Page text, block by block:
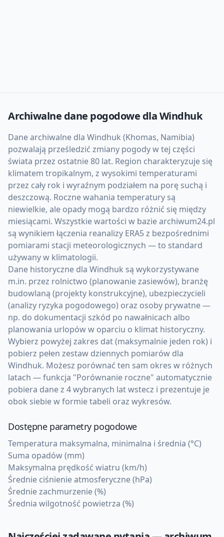
Archiwalne dane pogodowe dlaWindhuk
Dane archiwalne dla Windhuk (Khomas, Namibia)
pozwalają prześledzić zmiany pogody w tej części
świata przez ostatnie 80 lat. Region charakteryzuje się
klimatem tropikalnym, z wysokimi temperaturami
przez cały rok i wyraźnym podziałem na porę suchą i
deszczową. Roczne wahania temperatury są
niewielkie, ale opady mogą bardzo różnić się między
miesiącami. Wszystkie wartości w bazie archiwum24.pl
są wynikiem łączenia reanalizy ERA5 z bezpośrednimi
pomiarami stacji meteorologicznych — to standard
używany w klimatologii.
Dane historyczne dla Windhuk są wykorzystywane
m.in. przez rolnictwo (planowanie zasiewów), branżę
budowlaną (projekty konstrukcyjne), ubezpieczycieli
(analizy ryzyka pogodowego) oraz osoby prywatne —
np. do dokumentacji szkód po nawałnicach albo
planowania urlopów w oparciu o klimat historyczny.
Wybierz powyżej zakres dat (maksymalnie jeden rok) i
pobierz pełen zestaw dziennych pomiarów dla
Windhuk. Możesz porównać ten sam okres w różnych
latach — funkcja "Porównanie roczne" automatycznie
pobiera dane z 4 wybranych lat wstecz i prezentuje je
obok siebie w formie tabeli oraz wykresów.
Dostępne parametry pogodowe
Temperatura maksymalna, minimalna i średnia (°C)
Suma opadów (mm)
Maksymalna prędkość wiatru (km/h)
Średnie ciśnienie atmosferyczne (hPa)
Średnie zachmurzenie (%)
Średnia wilgotność powietrza (%)